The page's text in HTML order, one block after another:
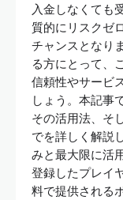
入金しなくても
質的にリスクゼ
チャンスとなり
る方にとって、
信頼性やサービ
しょう。本記事
その活用法、そ
でを詳しく解説
みと最大限に活
登録したプレイ
料で提供される